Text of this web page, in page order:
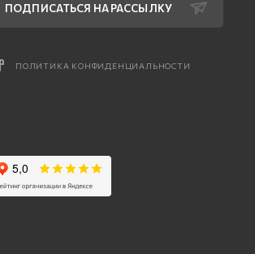
ПОДПИСАТЬСЯ НА РАССЫЛКУ
ПОЛИТИКА КОНФИДЕНЦИАЛЬНОСТИ